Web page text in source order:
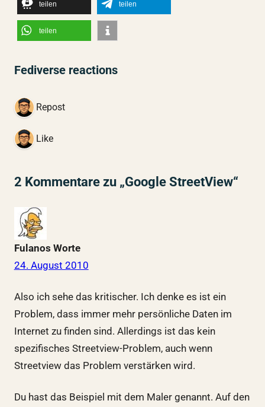
teilen teilen
teilen
Fediverse reactions
1 Repost
1 Like
2 Kommentare zu „Google StreetView“
Fulanos Worte
24. August 2010
Also ich sehe das kritischer. Ich denke es ist ein
Problem, dass immer mehr persönliche Daten im
Internet zu finden sind. Allerdings ist das kein
spezifisches Streetview-Problem, auch wenn
Streetview das Problem verstärken wird.
Du hast das Beispiel mit dem Maler genannt. Auf den